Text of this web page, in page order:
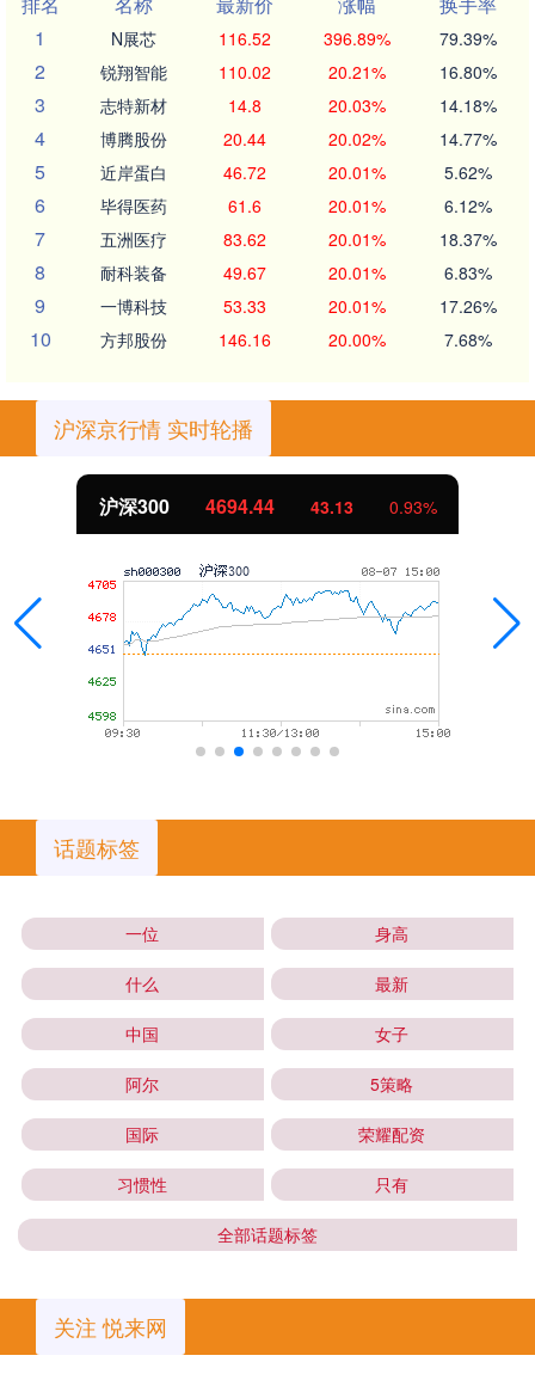
1
N展芯 116.52 396.89% 79.39%
2 锐翔智能 110.02 20.21% 16.80%
3 志特新材 14.8 20.03% 14.18%
4 博腾股份 20.44 20.02% 14.77%
5 近岸蛋白 46.72 20.01% 5.62%
6 毕得医药 61.6 20.01% 6.12%
7 五洲医疗 83.62 20.01% 18.37%
8 耐科装备 49.67 20.01% 6.83%
9 一博科技 53.33 20.01% 17.26%
10 方邦股份 146.16 20.00% 7.68%
沪深京行情 实时轮播
沪深300 4694.44 43.13 0.93%
话题标签
一位 身高
什么 最新
中国 女子
阿尔 5策略
国际 荣耀配资
习惯性 只有
全部话题标签
关注 悦来网